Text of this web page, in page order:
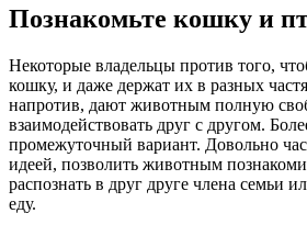
Познакомьте кошку и
Некоторые владельцы против того,
кошку, и даже держат их в разных
напротив, дают животным полную
взаимодействовать друг с другом.
промежуточный вариант. Довольно
идеей, позволить животным
распознать в друг друге члена семьи
еду.